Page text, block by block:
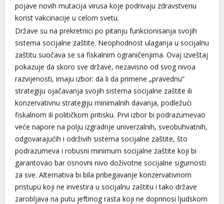
pojave novih mutacija virusa koje podrivaju zdravstvenu
korist vakcinacije u celom svetu.
Države su na prekretnici po pitanju funkcionisanja svojih
sistema socijalne zaštite. Neophodnost ulaganja u socijalnu
zaštitu suočava se sa fiskalnim ograničenjima. Ovaj izveštaj
pokazuje da skoro sve države, nezavisno od svog nivoa
razvijenosti, imaju izbor: da li da primene „pravednu“
strategiju ojačavanja svojih sistema socijalne zaštite ili
konzervativnu strategiju minimalnih davanja, podležući
fiskalnom ili političkom pritisku. Prvi izbor bi podrazumevao
veće napore na polju izgradnje univerzalnih, sveobuhvatnih,
odgovarajućih i održivih sistema socijalne zaštite, što
podrazumeva i robusni minimum socijalne zaštite koji bi
garantovao bar osnovni nivo doživotne socijalne sigurnosti
za sve. Alternativa bi bila pribegavanje konzervativnom
pristupu koji ne investira u socijalnu zaštitu i tako države
zarobljava na putu jeftinog rasta koji ne doprinosi ljudskom